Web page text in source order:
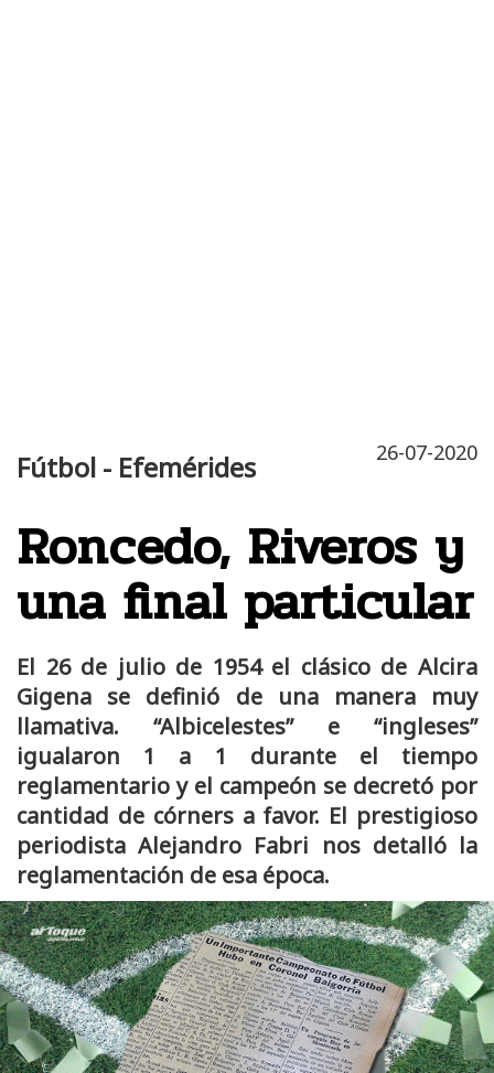
Fútbol - Efemérides 26-07-2020
Roncedo, Riveros y
una final particular
El 26 de julio de 1954 el clásico de Alcira
Gigena se definió de una manera muy
llamativa. “Albicelestes” e “ingleses”
igualaron 1 a 1 durante el tiempo
reglamentario y el campeón se decretó por
cantidad de córners a favor. El prestigioso
periodista Alejandro Fabri nos detalló la
reglamentación de esa época.